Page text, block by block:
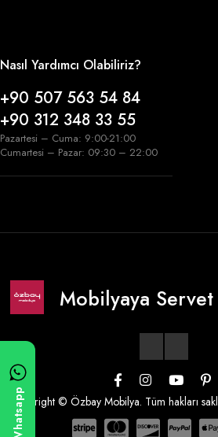
Nasıl Yardımcı Olabiliriz?
+90 507 563 54 84
+90 312 348 33 55
Pazartesi – Cuma: 9:00-21:00
Cumartesi – Pazar: 09:30 – 22:00
Mobilyaya
Copyright © Özbay Mobilya. Tüm hakları
Whatsapp